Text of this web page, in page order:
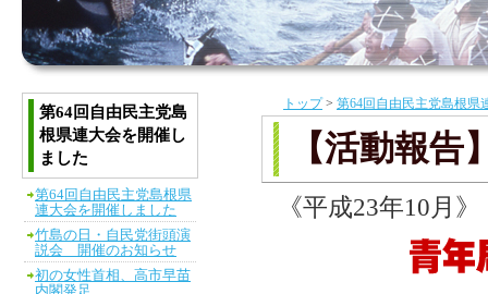
トップ> 第64回自由民主党島根県
【活動報
《平成23年10月》
第64回自由民主党島
根県連大会を開催し
ました
第64回自由民主党島根県
連大会を開催しました
竹島の日・自民党街頭演
説会 開催のお知らせ
初の女性首相、高市早苗
内閣発足